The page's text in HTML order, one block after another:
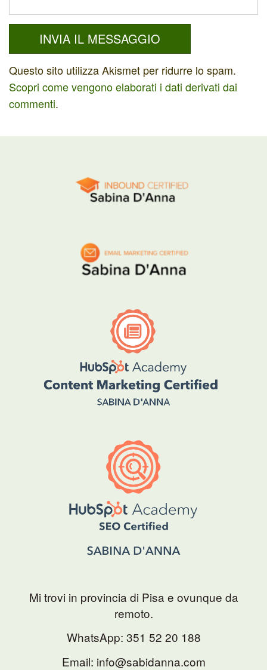
Questo sito utilizza Akismet per ridurre lo spam.
Scopri come vengono elaborati i dati derivati dai
commenti.
Mi trovi in provincia di Pisa e ovunque da
remoto.
WhatsApp: 351 52 20 188
Email: info@sabidanna.com